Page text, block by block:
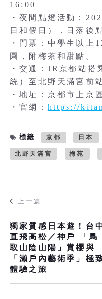
16:00
・夜間點燈活動：
日和假日），日落後
・門票：中學生以上
圓，附梅茶和甜點。
・交通：JR京都站搭
統）至北野天滿宮前
・地址：京都市上京
・官網： https://
標籤 京都 日本
北野天滿宮 梅苑
上一篇
獨家質感日本遊！台中
直飛高松／神戶 「鳥
取山陰山陽」賞櫻與
「瀨戶內藝術季」極
體驗之旅